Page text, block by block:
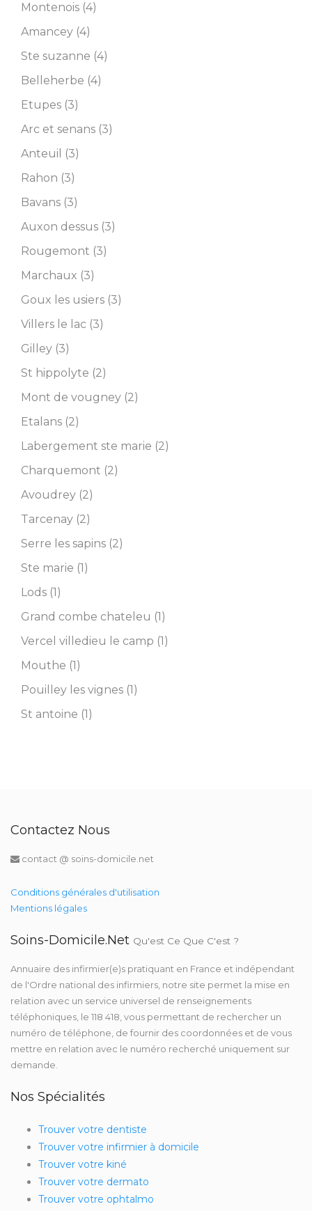
Montenois (4)
Amancey (4)
Ste suzanne (4)
Belleherbe (4)
Etupes (3)
Arc et senans (3)
Anteuil (3)
Rahon (3)
Bavans (3)
Auxon dessus (3)
Rougemont (3)
Marchaux (3)
Goux les usiers (3)
Villers le lac (3)
Gilley (3)
St hippolyte (2)
Mont de vougney (2)
Etalans (2)
Labergement ste marie (2)
Charquemont (2)
Avoudrey (2)
Tarcenay (2)
Serre les sapins (2)
Ste marie (1)
Lods (1)
Grand combe chateleu (1)
Vercel villedieu le camp (1)
Mouthe (1)
Pouilley les vignes (1)
St antoine (1)
Contactez Nous
contact @ soins-domicile.net
Conditions générales d'utilisation
Mentions légales
Soins-Domicile.net Qu'est Ce Que C'est ?
Annuaire des infirmier(e)s pratiquant en France et indépendant
de l'Ordre national des infirmiers, notre site permet la mise en
relation avec un service universel de renseignements
téléphoniques, le 118 418, vous permettant de rechercher un
numéro de téléphone, de fournir des coordonnées et de vous
mettre en relation avec le numéro recherché uniquement sur
demande.
Nos Spécialités
Trouver votre dentiste
Trouver votre infirmier à domicile
Trouver votre kiné
Trouver votre dermato
Trouver votre ophtalmo